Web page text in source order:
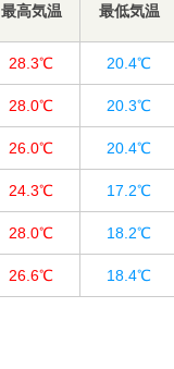
最高気温 最低気温
28.3℃ 20.4℃
28.0℃ 20.3℃
26.0℃ 20.4℃
24.3℃ 17.2℃
28.0℃ 18.2℃
26.6℃ 18.4℃